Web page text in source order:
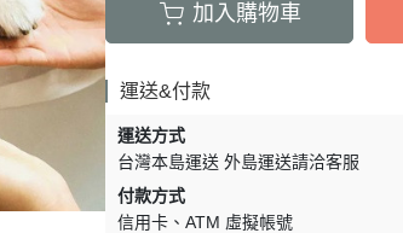
加入購物車
運送&付款
運送方式
台灣本島運送 外島運送請洽客服
付款方式
信用卡
ATM 虛擬帳號